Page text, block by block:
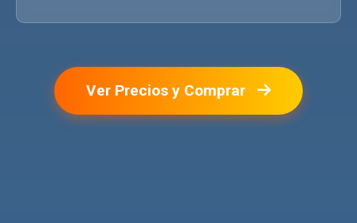
Ver Precios y Comprar